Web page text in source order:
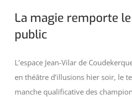
La magie remporte
public
L’espace Jean-Vilar de
en théâtre d’illusions hier soir, le
manche qualificative des